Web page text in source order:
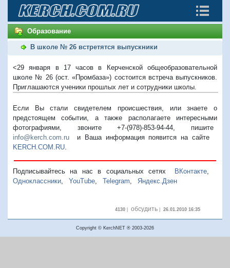
Образование
В школе № 26 встретятся выпускники
<29 января в 17 часов в Керченской общеобразовательной
школе № 26 (ост. «Промбаза») состоится встреча выпускников.
Приглашаются ученики прошлых лет и сотрудники школы.
Если Вы стали свидетелем происшествия, или знаете о
предстоящем событии, а также располагаете интересными
фотографиями, звоните +7-(978)-853-94-44, пишите
info@kerch.com.ru и Ваша информация появится на сайте
KERCH.COM.RU
Подписывайтесь на нас в социальных сетях ВКонтакте,
Одноклассники
YouTube Telegram Яндекс.Дзен
4130| обсудить| 26.01.2010 16:35
Copyright © KerchNET ® 2003-2026